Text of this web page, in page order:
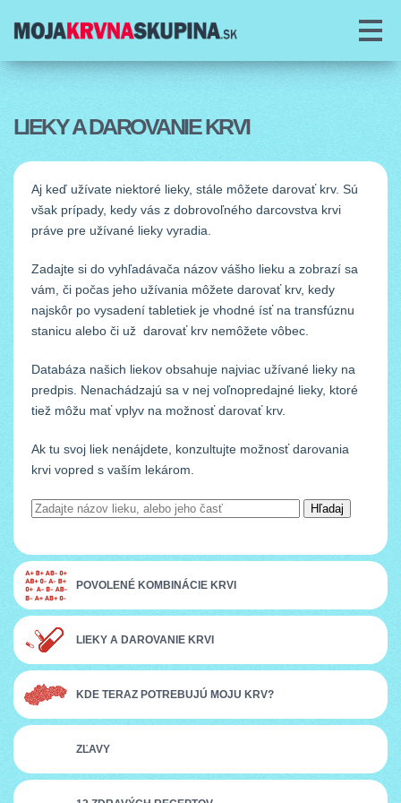
O KRVI
DAROVANIE KRVI
PORADŇA
ČLÁNKY
LIEKY A DAROVANIE KRVI
Aj keď užívate niektoré lieky, stále môžete darovať krv. Sú
však prípady, kedy vás z dobrovoľného darcovstva krvi
práve pre užívané lieky vyradia.
Zadajte si do vyhľadávača názov vášho lieku a zobrazí sa
vám, či počas jeho užívania môžete darovať krv, kedy
najskôr po vysadení tabletiek je vhodné ísť na transfúznu
stanicu alebo či už darovať krv nemôžete vôbec.
Databáza našich liekov obsahuje najviac užívané lieky na
predpis. Nenachádzajú sa v nej voľnopredajné lieky, ktoré
tiež môžu mať vplyv na možnosť darovať krv.
Ak tu svoj liek nenájdete, konzultujte možnosť darovania
krvi vopred s vaším lekárom.
POVOLENÉ KOMBINÁCIE KRVI
LIEKY A DAROVANIE KRVI
KDE TERAZ POTREBUJÚ MOJU KRV?
ZĽAVY